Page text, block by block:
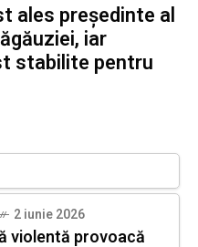
ales președinte al
iar
stabilite pentru
2 iunie 2026
violentă provoacă